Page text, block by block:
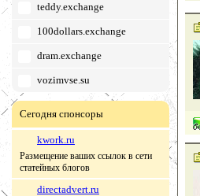
teddy.exchange
100dollars.exchange
dram.exchange
vozimvse.su
Сегодня спонсоры
kwork.ru
Размещение ваших ссылок в сети
статейных блогов
directadvert.ru